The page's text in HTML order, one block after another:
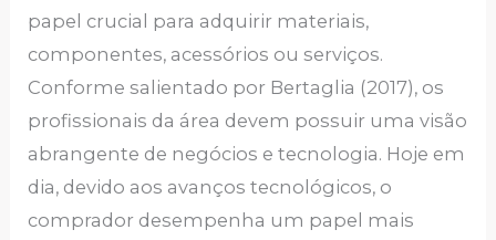
papel crucial para adquirir materiais,
componentes, acessórios ou serviços.
Conforme salientado por Bertaglia (2017), os
profissionais da área devem possuir uma visão
abrangente de negócios e tecnologia. Hoje em
dia, devido aos avanços tecnológicos, o
comprador desempenha um papel mais